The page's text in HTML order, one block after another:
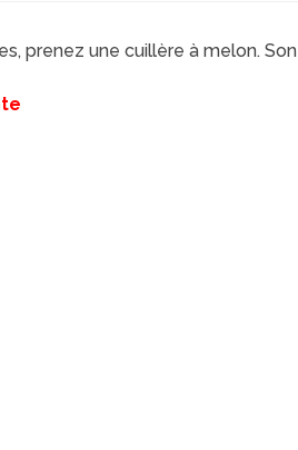
prenez une cuillère à melon. Son